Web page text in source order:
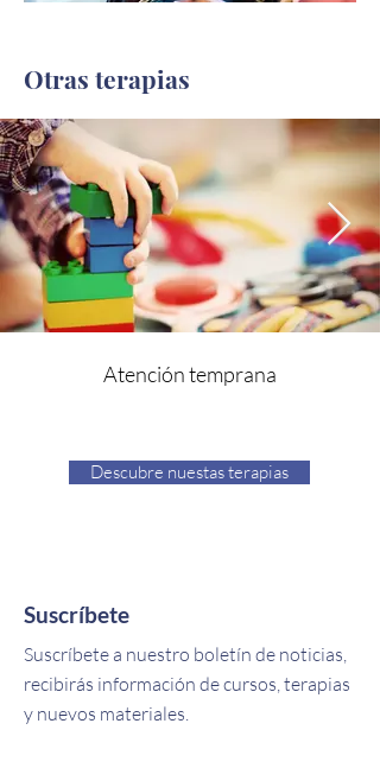
Otras terapias
Atención temprana
Descubre nuestas terapias
Suscríbete
Suscríbete a nuestro boletín de noticias,
recibirás información de cursos, terapias
y nuevos materiales.